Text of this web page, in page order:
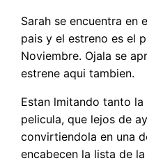
Sarah se encuentra en
pais y el estreno es el
Noviembre. Ojala se
estrene aqui tambien.
Estan lmitando tanto
pelicula, que lejos de
convirtiendola en una
encabecen la lista de